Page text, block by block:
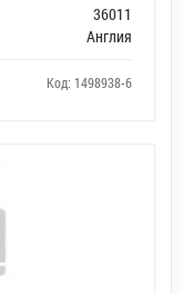
36011
Англия
Код: 1498938-6